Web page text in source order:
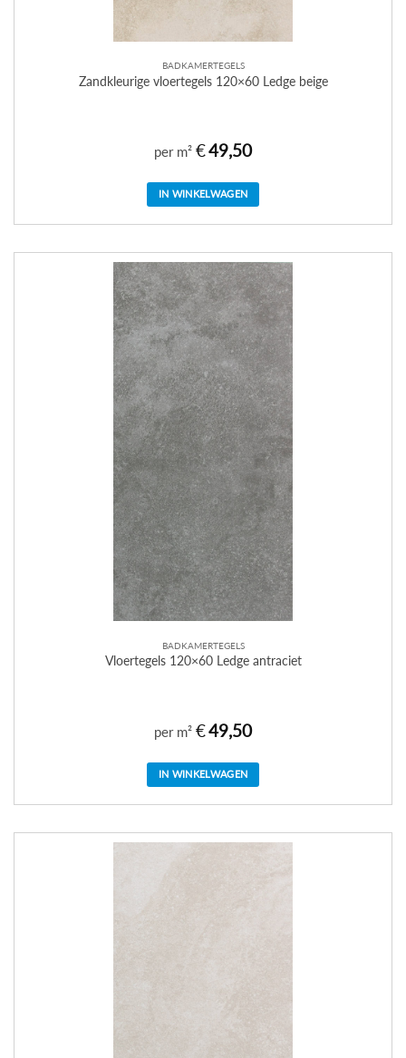
BADKAMERTEGELS
Zandkleurige vloertegels 120×60 Ledge beige
per m² €49,50
IN WINKELWAGEN
BADKAMERTEGELS
Vloertegels 120×60 Ledge antraciet
per m² €49,50
IN WINKELWAGEN